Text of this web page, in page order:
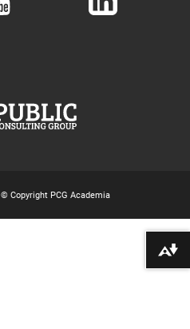
© Copyright PCG Academia
Pobierz